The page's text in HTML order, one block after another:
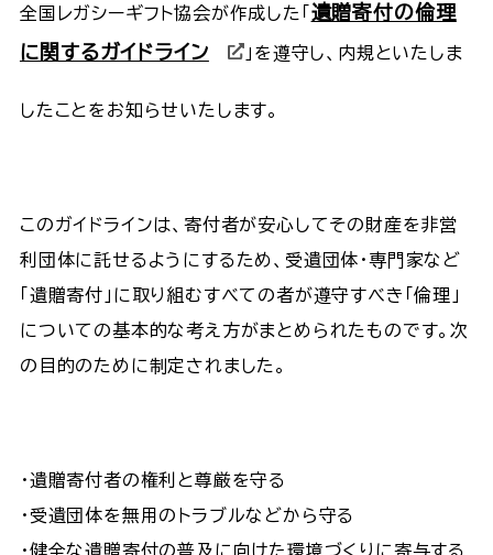
全国レガシーギフト協会が作成した「遺贈寄付の倫理
に関するガイドライン
」を遵守し、内規といたしま
したことをお知らせいたします。
このガイドラインは、寄付者が安心してその財産を非営
利団体に託せるようにするため、受遺団体・専門家など
「遺贈寄付」に取り組むすべての者が遵守すべき「倫理」
についての基本的な考え方がまとめられたものです。次
の目的のために制定されました。
・遺贈寄付者の権利と尊厳を守る
・受遺団体を無用のトラブルなどから守る
・健全な遺贈寄付の普及に向けた環境づくりに寄与する